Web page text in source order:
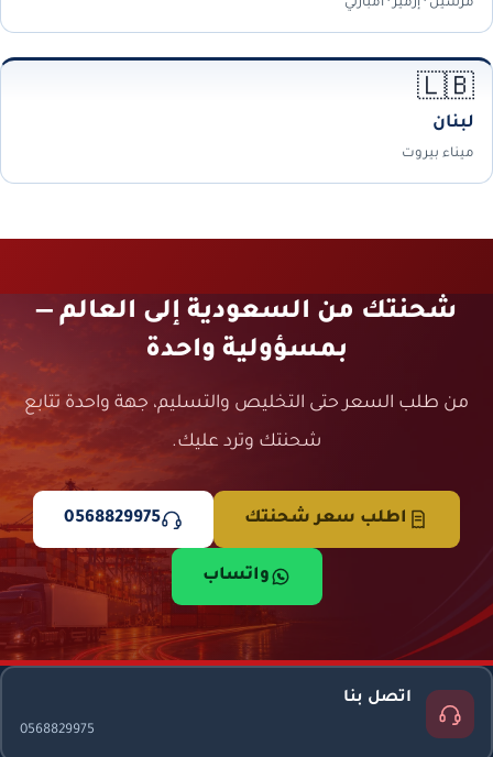
🇱🇧
لبنان
ميناء بيروت
شحنتك من السعودية إلى العالم —
بمسؤولية واحدة
من طلب السعر حتى التخليص والتسليم، جهة واحدة تتابع
شحنتك وترد عليك.
اطلب سعر شحنتك 0568829975
واتساب
اتصل بنا
0568829975